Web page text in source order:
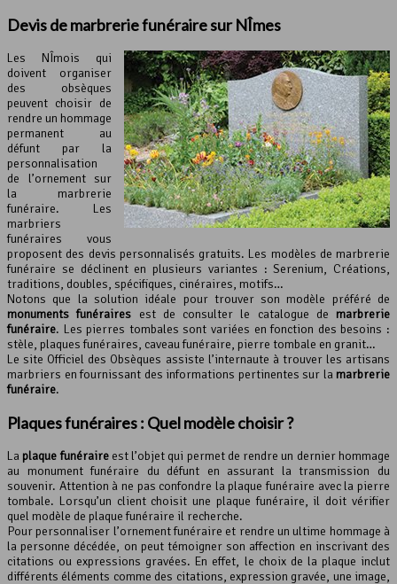
Devis demarbrerie funérairesur NÎmes
Les NÎmois qui
doivent organiser
des obsèques
peuvent choisir de
rendre un hommage
permanent au
défunt par la
personnalisation
de l’ornement sur
la marbrerie
funéraire. Les
marbriers
funéraires vous
proposent des devis personnalisés gratuits. Les modèles de marbrerie
funéraire se déclinent en plusieurs variantes : Serenium, Créations,
traditions, doubles, spécifiques, cinéraires, motifs…
Notons que la solution idéale pour trouver son modèle préféré de
monuments funéraires est de consulter le catalogue de marbrerie
funéraire. Les pierres tombales sont variées en fonction des besoins :
stèle, plaques funéraires, caveau funéraire, pierre tombale en granit…
Le site Officiel des Obsèques assiste l’internaute à trouver les artisans
marbriers en fournissant des informations pertinentes sur la marbrerie
funéraire.
Plaques funéraires : Quel modèle choisir ?
La plaque funéraireest l’objet qui permet de rendre un dernier hommage
au monument funéraire du défunt en assurant la transmission du
souvenir. Attention à ne pas confondre la plaque funéraire avec la pierre
tombale. Lorsqu’un client choisit une plaque funéraire, il doit vérifier
quel modèle de plaque funéraire il recherche.
Pour personnaliser l’ornement funéraire et rendre un ultime hommage à
la personne décédée, on peut témoigner son affection en inscrivant des
citations ou expressions gravées. En effet, le choix de la plaque inclut
différents éléments comme des citations, expression gravée, une image,